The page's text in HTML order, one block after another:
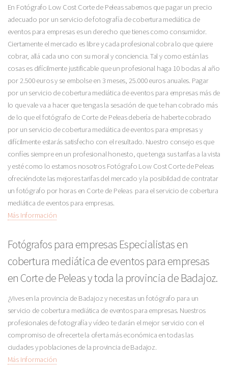
En Fotógrafo Low Cost Corte de Peleas sabemos que pagar un precio
adecuado por un servicio de fotografía de cobertura mediática de
eventos para empresas es un derecho que tienes como consumidor.
Ciertamente el mercado es libre y cada profesional cobra lo que quiere
cobrar, allá cada uno con su moral y conciencia. Tal y como están las
cosas es difícilmente justificable que un profesional haga 10 bodas al año
por 2.500 euros y se embolse en 3 meses, 25.000 euros anuales. Pagar
por un servicio de cobertura mediática de eventos para empresas más de
lo que vale va a hacer que tengas la sesación de que te han cobrado más
de lo que el fotógrafo de Corte de Peleas debería de haberte cobrado
por un servicio de cobertura mediática de eventos para empresas y
difícilmente estarás satisfecho con el resultado. Nuestro consejo es que
confíes siempre en un profesional honesto, que tenga sus tarifas a la vista
y esté como lo estamos nosotros Fotógrafo Low Cost Corte de Peleas
ofreciéndote las mejores tarifas del mercado y la posibildad de contratar
un fotógrafo por horas en Corte de Peleas para el servicio de cobertura
mediática de eventos para empresas.
Más Información
Fotógrafos para empresas Especialistas en
cobertura mediática de eventos para empresas
en Corte de Peleas y toda la provincia de Badajoz.
¿Vives en la provincia de Badajoz y necesitas un fotógrafo para un
servicio de cobertura mediática de eventos para empresas. Nuestros
profesionales de fotografía y vídeo te darán el mejor servicio con el
compromiso de ofrecerte la oferta más económica en todas las
ciudades y poblaciones de la provincia de Badajoz.
Más Información